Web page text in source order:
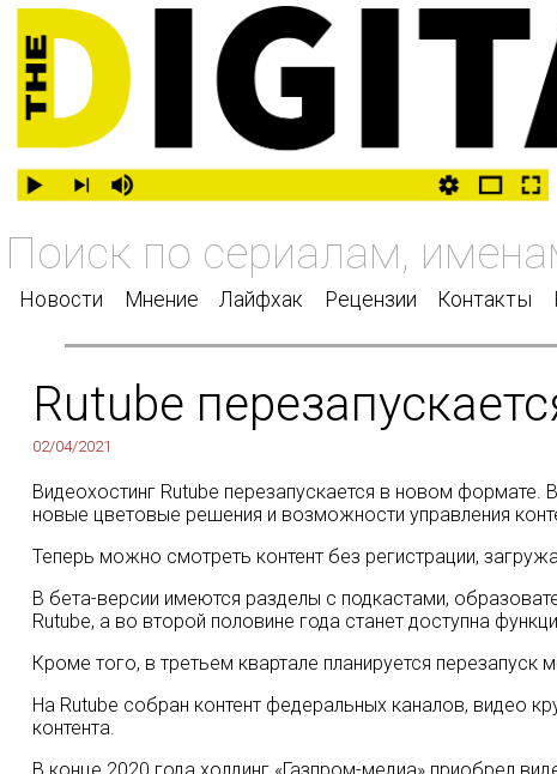
Новости Мнение Лайфхак Рецензии Контакты
Rutube
02/04/2021
Видеохостинг Rutube перезапускается в новом формате.
новые цветовые решения и возможности управления
Теперь можно смотреть контент без регистрации,
В бета-версии имеются разделы с подкастами,
Rutube, а во второй половине года станет доступна
Кроме того, в третьем квартале планируется
На Rutube собран контент федеральных каналов, видео
контента.